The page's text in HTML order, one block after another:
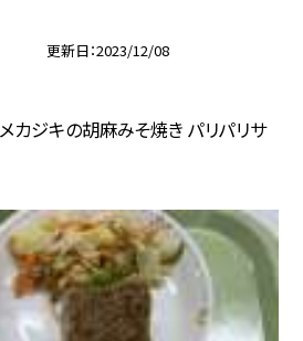
更新日 2023/12/08
カジキの胡麻みそ焼き パリパリサ